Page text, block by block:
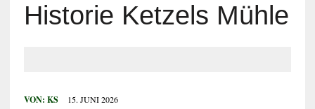
Historie Ketzels Mühle
VON: KS 15. JUNI 2026